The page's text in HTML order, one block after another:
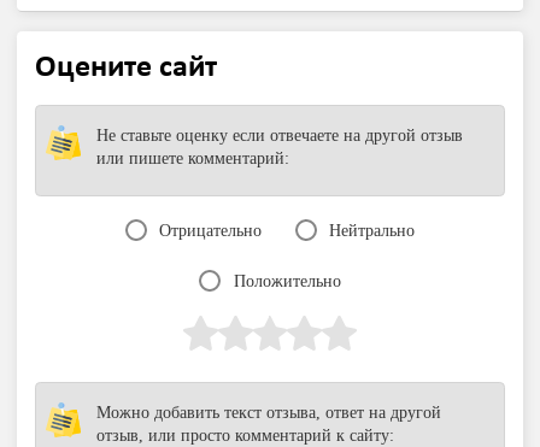
Оцените сайт
Не ставьте оценку если отвечаете на другой отзыв
или пишете комментарий:
Отрицательно Нейтрально
Положительно
Можно добавить текст отзыва, ответ на другой
отзыв, или просто комментарий к сайту: